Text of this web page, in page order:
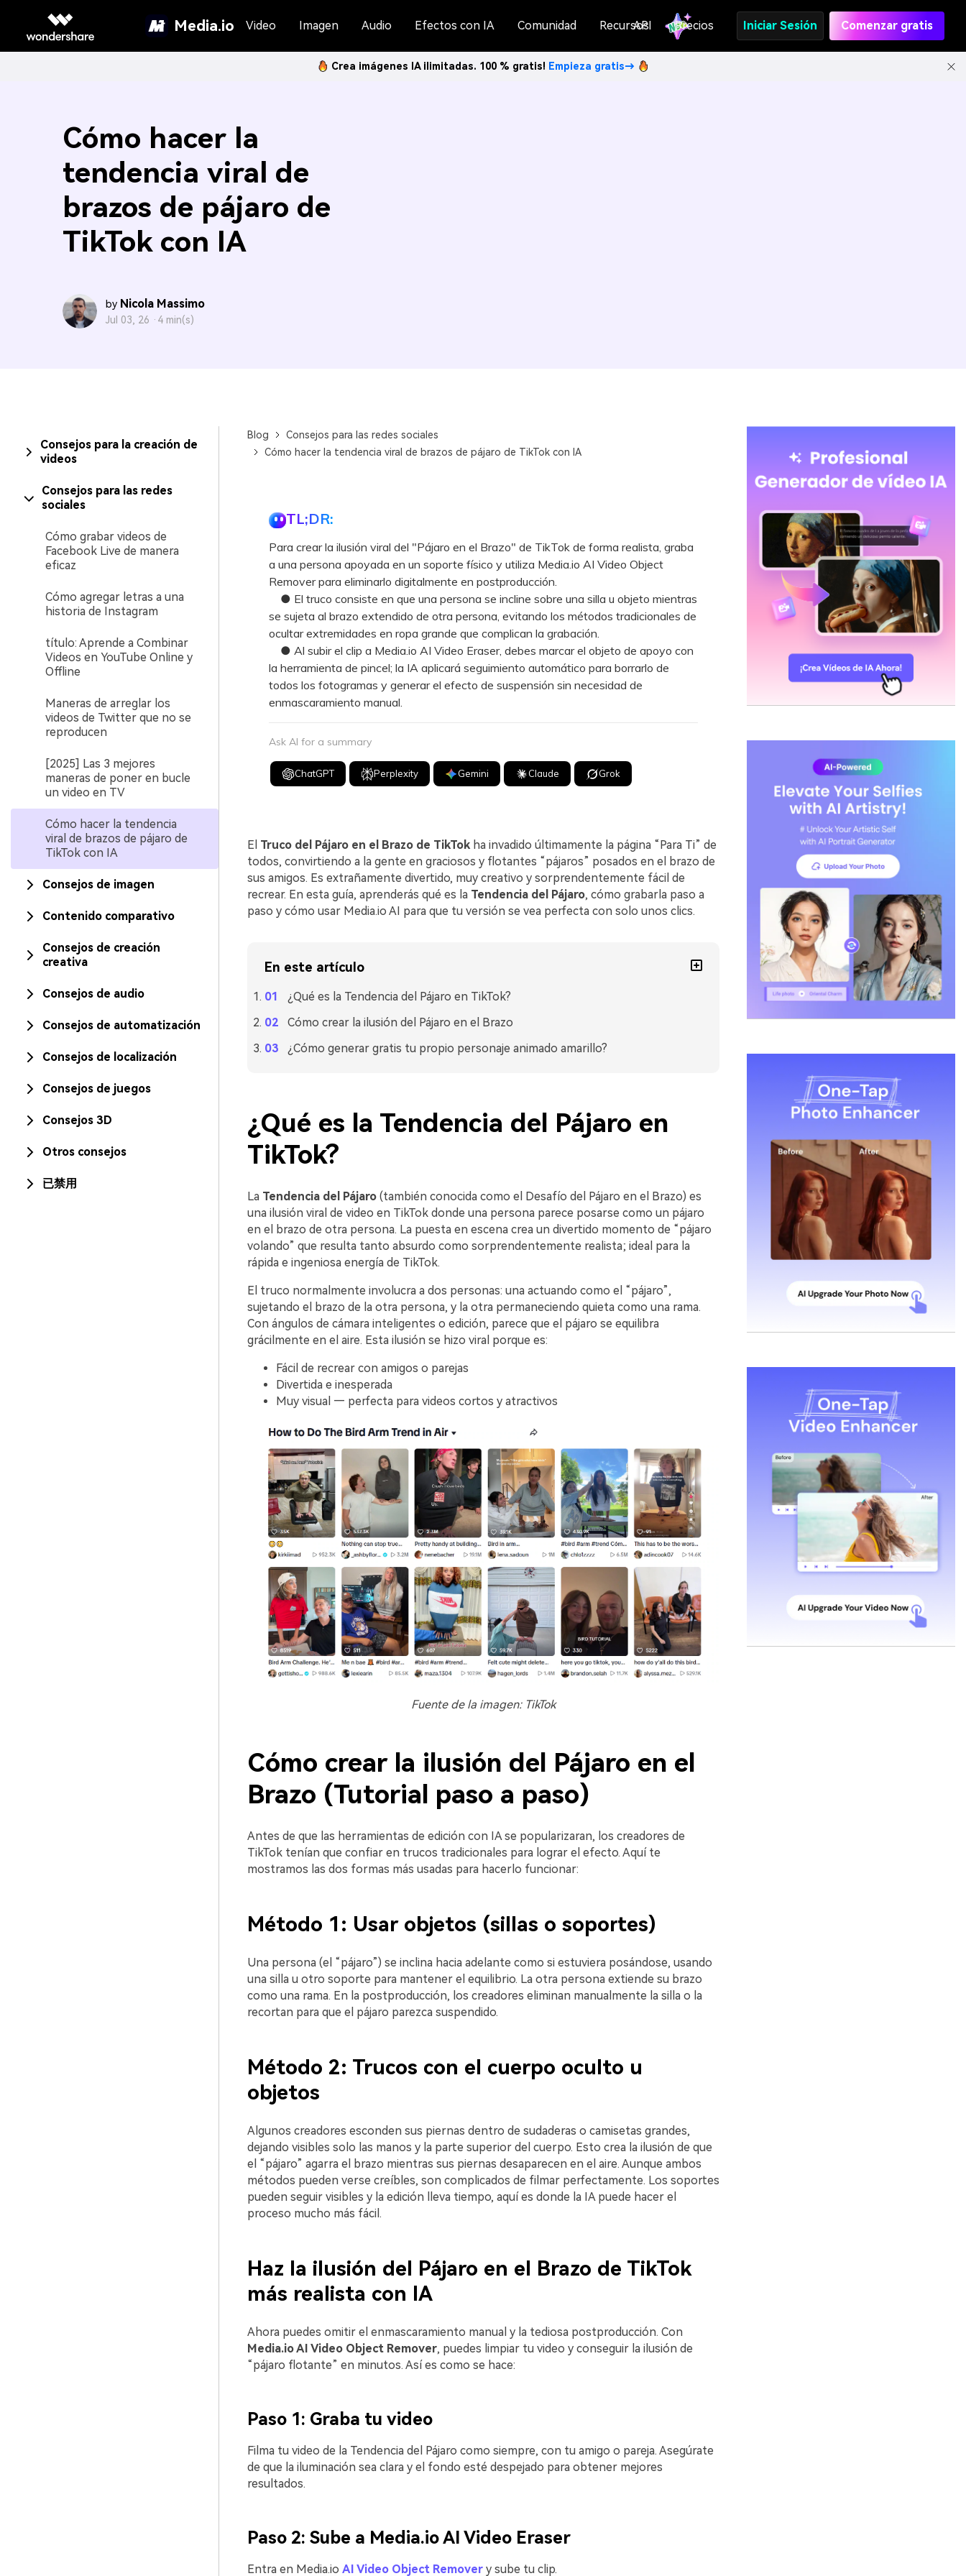
Media.io Video Imagen Audio Efectos con IA Comunidad Recursos
API Precios Iniciar Sesión Comenzar gratis
Crea imágenes IA ilimitadas. 100 % gratis! Empieza gratis→
Cómo hacer la
tendencia viral de
brazos de pájaro de
TikTok con IA
by Nicola Massimo
Jul 03, 26 · 4 min(s)
Consejos para la creación de
videos
Consejos para las redes
sociales
Cómo grabar videos de
Facebook Live de manera
eficaz
Cómo agregar letras a una
historia de Instagram
título: Aprende a Combinar
Videos en YouTube Online y
Offline
Maneras de arreglar los
videos de Twitter que no se
reproducen
[2025] Las 3 mejores
maneras de poner en bucle
un video en TV
Cómo hacer la tendencia
viral de brazos de pájaro de
TikTok con IA
Consejos de imagen
Contenido comparativo
Consejos de creación
creativa
Consejos de audio
Consejos de automatización
Consejos de localización
Consejos de juegos
Consejos 3D
Otros consejos
已禁用
Blog
Consejos para las redes sociales
Cómo hacer la tendencia viral de brazos de pájaro de TikTok con IA
TL;DR:
Para crear la ilusión viral del "Pájaro en el Brazo" de TikTok de forma realista, graba
a una persona apoyada en un soporte físico y utiliza Media.io AI Video Object
Remover para eliminarlo digitalmente en postproducción.
● El truco consiste en que una persona se incline sobre una silla u objeto mientras
se sujeta al brazo extendido de otra persona, evitando los métodos tradicionales de
ocultar extremidades en ropa grande que complican la grabación.
● Al subir el clip a Media.io AI Video Eraser, debes marcar el objeto de apoyo con
la herramienta de pincel; la IA aplicará seguimiento automático para borrarlo de
todos los fotogramas y generar el efecto de suspensión sin necesidad de
enmascaramiento manual.
Ask AI for a summary
ChatGPT Perplexity Gemini Claude Grok
El Truco del Pájaro en el Brazo de TikTokha invadido últimamente la página “Para Ti” de
todos, convirtiendo a la gente en graciosos y flotantes “pájaros” posados en el brazo de
sus amigos. Es extrañamente divertido, muy creativo y sorprendentemente fácil de
recrear. En esta guía, aprenderás qué es la Tendencia del Pájaro, cómo grabarla paso a
paso y cómo usar Media.io AI para que tu versión se vea perfecta con solo unos clics.
En este artículo
¿Qué es la Tendencia del Pájaro en TikTok?
Cómo crear la ilusión del Pájaro en el Brazo
¿Cómo generar gratis tu propio personaje animado amarillo?
¿Qué es la Tendencia del Pájaro en
TikTok?
LaTendencia del Pájaro(también conocida como el Desafío del Pájaro en el Brazo) es
una ilusión viral de video en TikTok donde una persona parece posarse como un pájaro
en el brazo de otra persona. La puesta en escena crea un divertido momento de “pájaro
volando” que resulta tanto absurdo como sorprendentemente realista; ideal para la
rápida e ingeniosa energía de TikTok.
El truco normalmente involucra a dos personas: una actuando como el “pájaro”,
sujetando el brazo de la otra persona, y la otra permaneciendo quieta como una rama.
Con ángulos de cámara inteligentes o edición, parece que el pájaro se equilibra
grácilmente en el aire. Esta ilusión se hizo viral porque es:
Fácil de recrear con amigos o parejas
Divertida e inesperada
Muy visual — perfecta para videos cortos y atractivos
Fuente de la imagen: TikTok
Cómo crear la ilusión del Pájaro en el
Brazo (Tutorial paso a paso)
Antes de que las herramientas de edición con IA se popularizaran, los creadores de
TikTok tenían que confiar en trucos tradicionales para lograr el efecto. Aquí te
mostramos las dos formas más usadas para hacerlo funcionar:
Método 1: Usar objetos (sillas o soportes)
Una persona (el “pájaro”) se inclina hacia adelante como si estuviera posándose, usando
una silla u otro soporte para mantener el equilibrio. La otra persona extiende su brazo
como una rama. En la postproducción, los creadores eliminan manualmente la silla o la
recortan para que el pájaro parezca suspendido.
Método 2: Trucos con el cuerpo oculto u
objetos
Algunos creadores esconden sus piernas dentro de sudaderas o camisetas grandes,
dejando visibles solo las manos y la parte superior del cuerpo. Esto crea la ilusión de que
el “pájaro” agarra el brazo mientras sus piernas desaparecen en el aire. Aunque ambos
métodos pueden verse creíbles, son complicados de filmar perfectamente. Los soportes
pueden seguir visibles y la edición lleva tiempo, aquí es donde la IA puede hacer el
proceso mucho más fácil.
Haz la ilusión del Pájaro en el Brazo de TikTok
más realista con IA
Ahora puedes omitir el enmascaramiento manual y la tediosa postproducción. Con
Media.io AI Video Object Remover, puedes limpiar tu video y conseguir la ilusión de
“pájaro flotante” en minutos. Así es como se hace:
Paso 1: Graba tu video
Filma tu video de la Tendencia del Pájaro como siempre, con tu amigo o pareja. Asegúrate
de que la iluminación sea clara y el fondo esté despejado para obtener mejores
resultados.
Paso 2: Sube a Media.io AI Video Eraser
Entra en Media.io AI Video Object Remover y sube tu clip.